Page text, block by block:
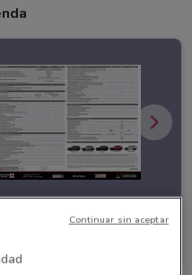
Continuar sin aceptar